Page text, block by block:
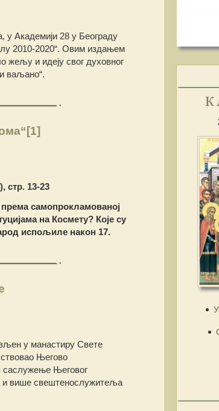
у Академији 28 у Београду
2010-2020“. Овим издањем
жељу и идеју свог духовног
ваљано“.
[1]
стр. 13-23
самопрокламованој
на Космету? Које су
испољиле након 17.
у манастиру Свете
Његово
саслужење Његовог
и више свештенослужитеља